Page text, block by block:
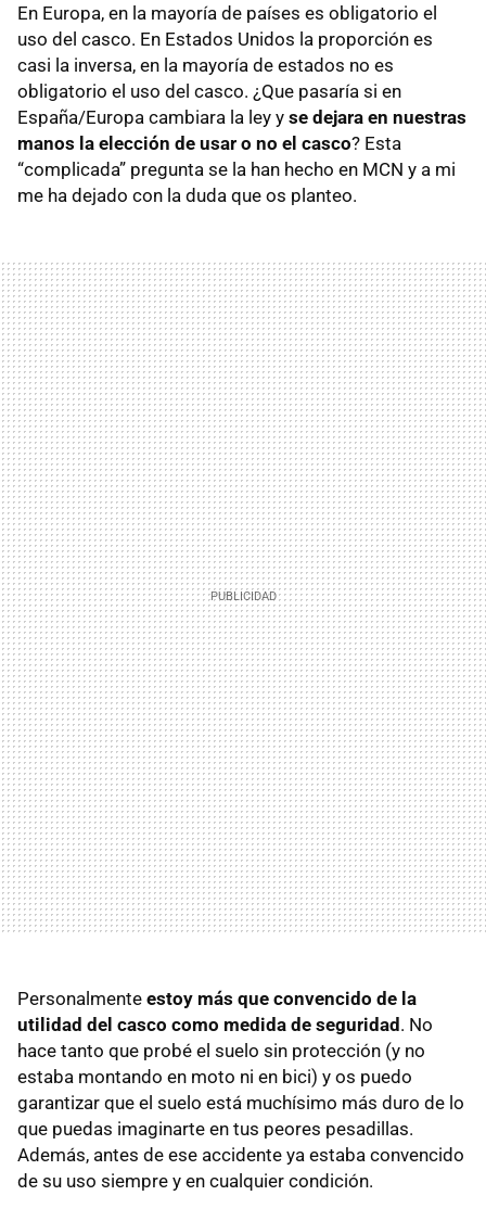
En Europa, en la mayoría de países es obligatorio el
uso del casco. En Estados Unidos la proporción es
casi la inversa, en la mayoría de estados no es
obligatorio el uso del casco. ¿Que pasaría si en
España/Europa cambiara la ley y se dejara en nuestras
manos la elección de usar o no el casco? Esta
“complicada” pregunta se la han hecho en MCN y a mi
me ha dejado con la duda que os planteo.
Personalmente estoy más que convencido de la
utilidad del casco como medida de seguridad. No
hace tanto que probé el suelo sin protección (y no
estaba montando en moto ni en bici) y os puedo
garantizar que el suelo está muchísimo más duro de lo
que puedas imaginarte en tus peores pesadillas.
Además, antes de ese accidente ya estaba convencido
de su uso siempre y en cualquier condición.